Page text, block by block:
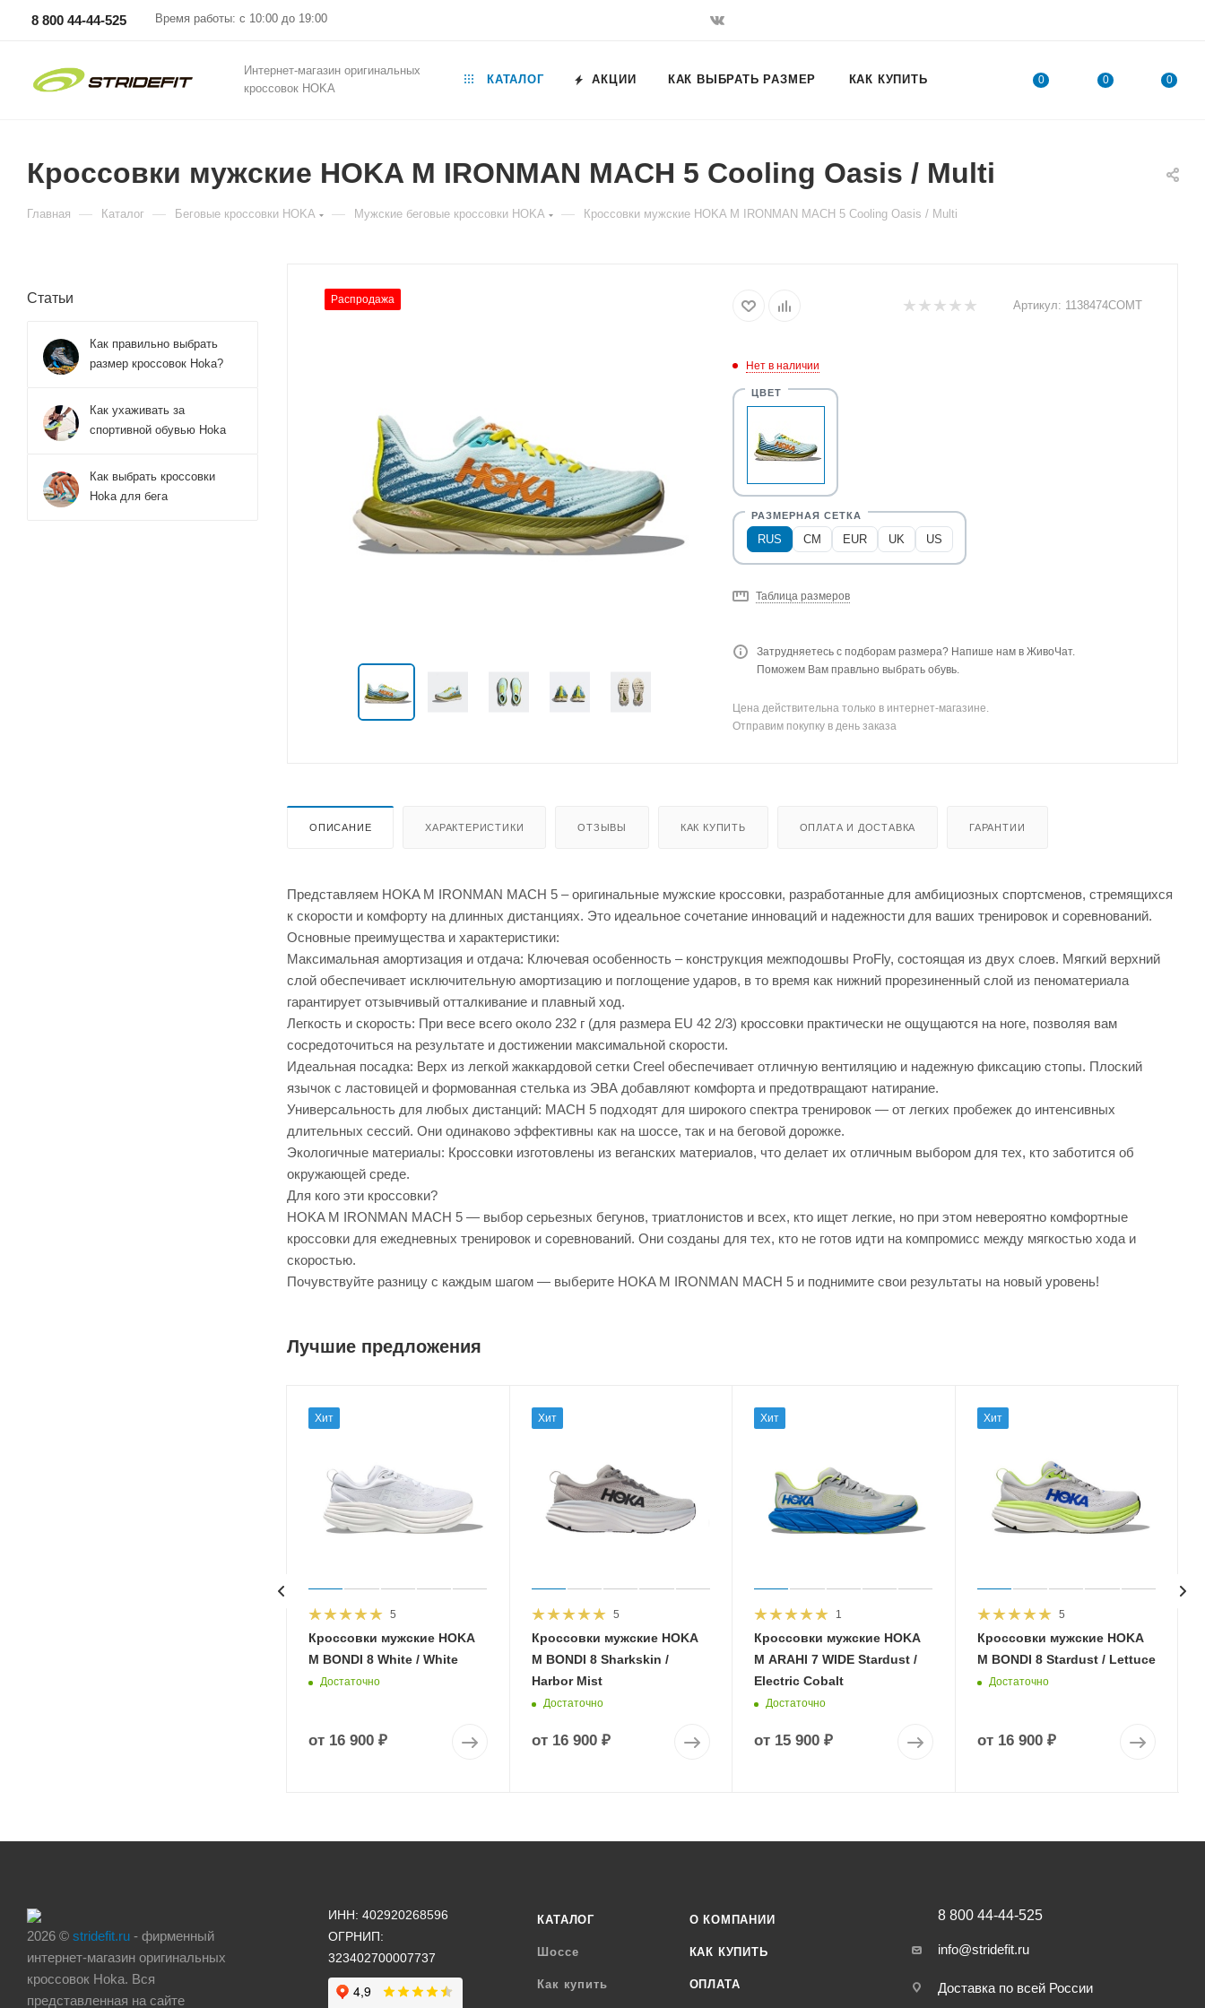
8 800 44-44-525 Время работы: с 10:00 до 19:00
0 0 0
Интернет-магазин оригинальных
кроссовок HOKA
КАТАЛОГ АКЦИИ КАК ВЫБРАТЬ РАЗМЕР КАК КУПИТЬ
Кроссовки мужские HOKA M IRONMAN MACH 5 Cooling Oasis / Multi
Главная — Каталог — Беговые кроссовки HOKA — Мужские беговые кроссовки HOKA — Кроссовки мужские HOKA M IRONMAN MACH 5 Cooling Oasis / Multi
Распродажа Артикул: 1138474COMT
Нет в наличии
RUS CM EUR UK US
Таблица размеров
Затрудняетесь с подборам размера? Напише нам в ЖивоЧат.
Поможем Вам правльно выбрать обувь.
Цена действительна только в интернет-магазине.
Отправим покупку в день заказа
ОПИСАНИЕ ХАРАКТЕРИСТИКИ ОТЗЫВЫ КАК КУПИТЬ ОПЛАТА И ДОСТАВКА ГАРАНТИИ
Представляем HOKA M IRONMAN MACH 5 – оригинальные мужские кроссовки, разработанные для амбициозных спортсменов, стремящихся
к скорости и комфорту на длинных дистанциях. Это идеальное сочетание инноваций и надежности для ваших тренировок и соревнований.
Основные преимущества и характеристики:
Максимальная амортизация и отдача: Ключевая особенность – конструкция межподошвы ProFly, состоящая из двух слоев. Мягкий верхний
слой обеспечивает исключительную амортизацию и поглощение ударов, в то время как нижний прорезиненный слой из пеноматериала
гарантирует отзывчивый отталкивание и плавный ход.
Легкость и скорость: При весе всего около 232 г (для размера EU 42 2/3) кроссовки практически не ощущаются на ноге, позволяя вам
сосредоточиться на результате и достижении максимальной скорости.
Идеальная посадка: Верх из легкой жаккардовой сетки Creel обеспечивает отличную вентиляцию и надежную фиксацию стопы. Плоский
язычок с ластовицей и формованная стелька из ЭВА добавляют комфорта и предотвращают натирание.
Универсальность для любых дистанций: MACH 5 подходят для широкого спектра тренировок — от легких пробежек до интенсивных
длительных сессий. Они одинаково эффективны как на шоссе, так и на беговой дорожке.
Экологичные материалы: Кроссовки изготовлены из веганских материалов, что делает их отличным выбором для тех, кто заботится об
окружающей среде.
Для кого эти кроссовки?
HOKA M IRONMAN MACH 5 — выбор серьезных бегунов, триатлонистов и всех, кто ищет легкие, но при этом невероятно комфортные
кроссовки для ежедневных тренировок и соревнований. Они созданы для тех, кто не готов идти на компромисс между мягкостью хода и
скоростью.
Почувствуйте разницу с каждым шагом — выберите HOKA M IRONMAN MACH 5 и поднимите свои результаты на новый уровень!
Лучшие предложения
Хит
5
Кроссовки мужские HOKA
M BONDI 8 White / White
Достаточно
от 16 900 ₽
Хит
5
Кроссовки мужские HOKA
M BONDI 8 Sharkskin /
Harbor Mist
Достаточно
от 16 900 ₽
Хит
1
Кроссовки мужские HOKA
M ARAHI 7 WIDE Stardust /
Electric Cobalt
Достаточно
от 15 900 ₽
Хит
5
Кроссовки мужские HOKA
M BONDI 8 Stardust / Lettuce
Достаточно
от 16 900 ₽
Статьи
Как правильно выбрать
размер кроссовок Hoka?
Как ухаживать за
спортивной обувью Hoka
Как выбрать кроссовки
Hoka для бега
2026 © stridefit.ru - фирменный
интернет-магазин оригинальных
кроссовок Hoka. Вся
представленная на сайте
ИНН: 402920268596
ОГРНИП:
323402700007737
КАТАЛОГ
Шоссе
Как купить
О КОМПАНИИ
КАК КУПИТЬ
ОПЛАТА
8 800 44-44-525
info@stridefit.ru
Доставка по всей России